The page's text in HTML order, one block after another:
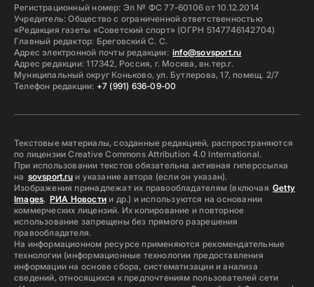
Регистрационный номер: Эл № ФС 77-60106 от 10.12.2014
Учредитель: Общество с ограниченной ответственностью
«Редакция газеты «Советский спорт» (ОГРН 5147746142704)
Главный редактор: Бреговский С. С.
Адрес электронной почты редакции: info@sovsport.ru
Адрес редакции: 117342, Россия, г. Москва, вн.тер.г.
Муниципальный округ Коньково, ул. Бутлерова, 17, помещ. 2/7
Телефон редакции: +7 (991) 636-09-00
Текстовые материалы, созданные редакцией, распространяются
по лицензии Creative Commons Attribution 4.0 International.
При использовании текстов обязательна активная гиперссылка
на sovsport.ruи указание автора (если он указан).
Изображения принадлежат их правообладателям (включая Getty
Images, РИА Новостии др.) и используются на основании
коммерческих лицензий. Их копирование и повторное
использование запрещены без прямого разрешения
правообладателя.
На информационном ресурсе применяются рекомендательные
технологии (информационные технологии предоставления
информации на основе сбора, систематизации и анализа
сведений, относящихся к предпочтениям пользователей сети